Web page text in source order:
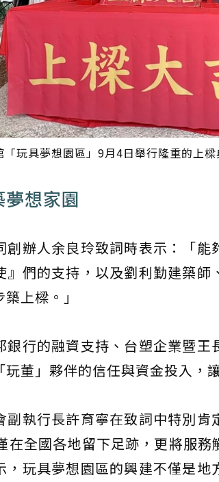
玩具夢想園區」9月4日舉行隆重的上
想家園
創辦人余良玲致詞時表示：「
』們的支持，以及劉利勤建築
上樑。」
銀行的融資支持、台塑企業暨
玩董」夥伴的信任與資金投入，
副執行長許育寧在致詞中特別
在全國各地留下足跡，更將服
，玩具夢想園區的興建不僅是